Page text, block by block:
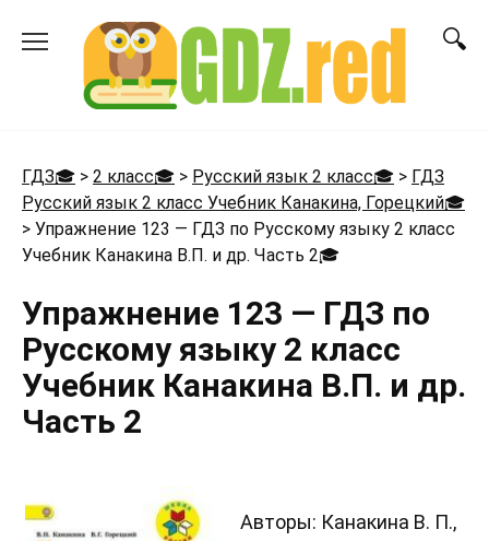
ГДЗ🎓 > 2 класс🎓 > Русский язык 2 класс🎓 > ГДЗ
Русский язык 2 класс Учебник Канакина, Горецкий🎓
> Упражнение 123 — ГДЗ по Русскому языку 2 класс
Учебник Канакина В.П. и др. Часть 2🎓
Упражнение 123 — ГДЗ по
Русскому языку 2 класс
Учебник Канакина В.П. и др.
Часть 2
Авторы: Канакина В. П.,